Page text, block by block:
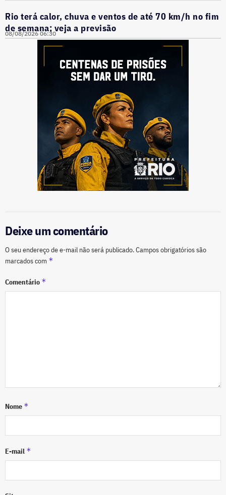
Rio terá calor, chuva e ventos de até 70 km/h no fim
de semana; veja a previsão
08/08/2026 06:30
Deixe um comentário
O seu endereço de e-mail não será publicado.Campos obrigatórios são
marcados com *
Comentário *
Nome *
E-mail *